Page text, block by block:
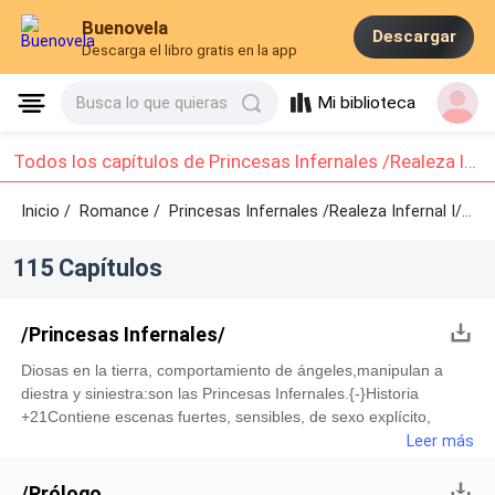
Buenovela
Descarga el libro gratis en la app
Descargar
Busca lo que quieras Mi biblioteca
Todos los capítulos de Princesas Infernales /Realeza Infernal I/: Capítulo 1 - Capítulo 10
Inicio / Romance/Princesas Infernales /Realeza Infernal I/ /
115 Capítulos
/Princesas Infernales/
Diosas en la tierra, comportamiento de ángeles,manipulan a
diestra y siniestra:son las Princesas Infernales.{-}Historia
+21Contiene escenas fuertes, sensibles, de sexo explícito,
traición, decepción y romance.Prevalecen temas de mafia y
narrados de forma compleja. Aclaro con tan solo comenzar que
Leer más